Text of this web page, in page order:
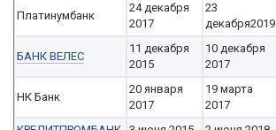
Платинумбанк
24 декабря
2017
23
декабря2019
БАНК ВЕЛЕС
11 декабря
2015
10 декабря
2017
НК Банк
20 января
2017
19 марта
2017